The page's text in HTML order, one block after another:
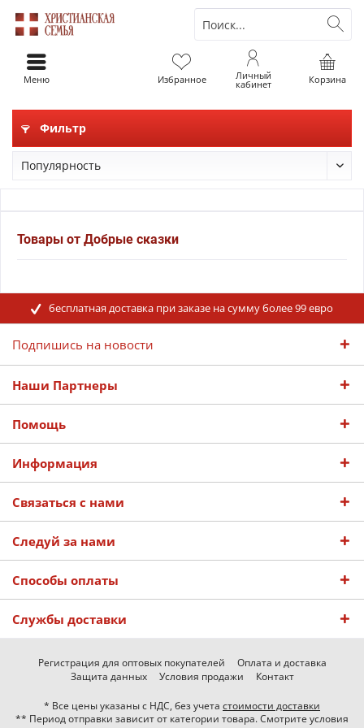
Корзина
Избранное Личный
кабинет
Меню
Фильтр
Товары от Добрые сказки
бесплатная доставка при заказе на сумму более 99 евро
Подпишись на новости
Наши Партнеры
Помощь
Информация
Связаться с нами
Следуй за нами
Способы оплаты
Службы доставки
Регистрация для оптовых покупателей
Оплата и доставка
Защита данных
Условия продажи Контакт
* Все цены указаны с НДС, без учета стоимости доставки
** Период отправки зависит от категории товара. Смотрите условия